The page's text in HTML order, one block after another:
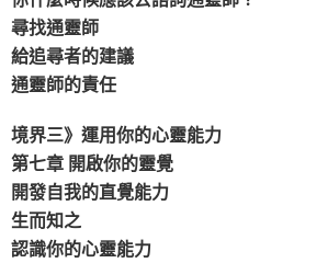
尋找通靈師
給追尋者的建議
通靈師的責任
境界三》運用你的心靈能力
第七章 開啟你的靈覺
開發自我的直覺能力
生而知之
認識你的心靈能力